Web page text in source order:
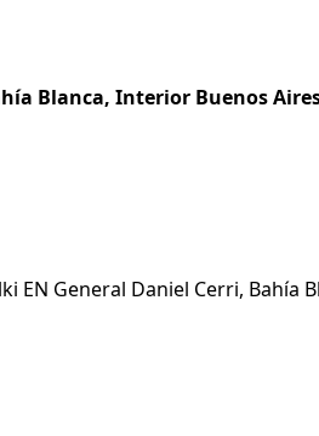
Blanca, Interior Buenos
EN General Daniel Cerri, Bahía